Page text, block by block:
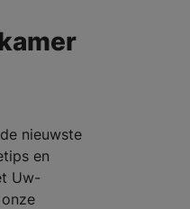
nieuwste
en
Uw-